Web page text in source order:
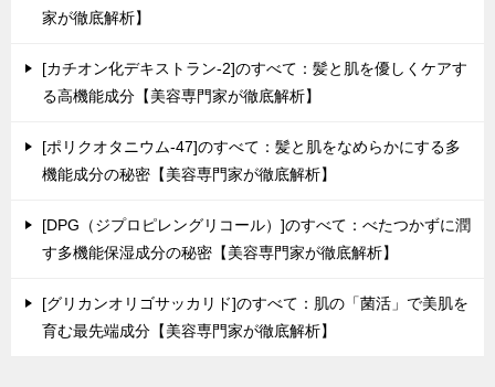
家が徹底解析】
[カチオン化デキストラン-2]のすべて：髪と肌を優しくケアす
る高機能成分【美容専門家が徹底解析】
[ポリクオタニウム-47]のすべて：髪と肌をなめらかにする多
機能成分の秘密【美容専門家が徹底解析】
[DPG（ジプロピレングリコール）]のすべて：べたつかずに潤
す多機能保湿成分の秘密【美容専門家が徹底解析】
[グリカンオリゴサッカリド]のすべて：肌の「菌活」で美肌を
育む最先端成分【美容専門家が徹底解析】